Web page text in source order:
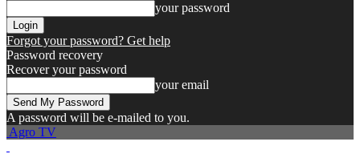
your password
Forgot your password? Get help
Password recovery
Recover your password
your email
A password will be e-mailed to you.
Agro TV